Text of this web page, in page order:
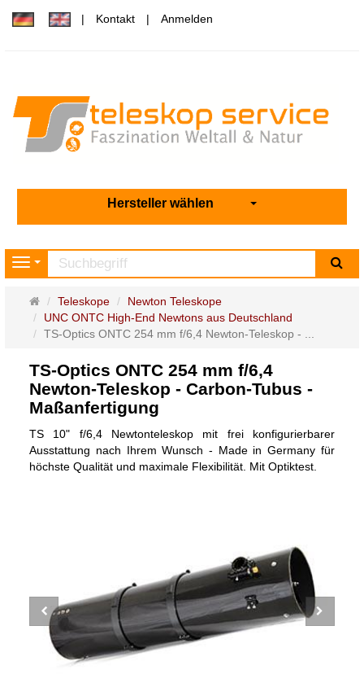
Kontakt Anmelden
Hersteller wählen
Navigation
Startseite
Teleskope
Newton Teleskope
UNC ONTC High-End Newtons aus Deutschland
TS-Optics ONTC 254 mm f/6,4 Newton-Teleskop - ...
TS-Optics ONTC 254 mm f/6,4
Newton-Teleskop - Carbon-Tubus -
Maßanfertigung
TS 10" f/6,4 Newtonteleskop mit frei konfigurierbarer
Ausstattung nach Ihrem Wunsch - Made in Germany für
höchste Qualität und maximale Flexibilität. Mit Optiktest.